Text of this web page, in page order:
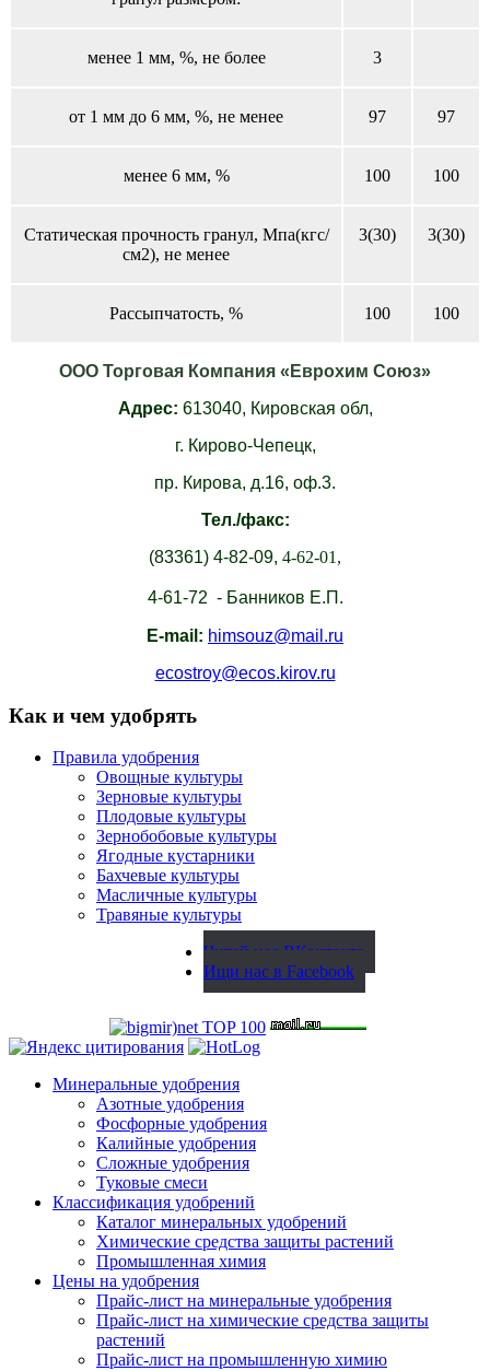
менее 1 мм, %, не более 3
от 1 мм до 6 мм, %, не менее 97 97
менее 6 мм, % 100 100
Статическая прочность гранул, Мпа(кгс/
см2), не менее
3(30) 3(30)
Рассыпчатость, % 100 100
ООО Торговая Компания «Еврохим Союз»
Адрес: 613040, Кировская обл,
г. Кирово-Чепецк,
пр. Кирова, д.16, оф.3.
Тел./факс:
(83361) 4-82-09, 4-62-01,
4-61-72 - Банников Е.П.
E-mail: himsouz@mail.ru
ecostroy@ecos.kirov.ru
Как и чем удобрять
Правила удобрения
Овощные культуры
Зерновые культуры
Плодовые культуры
Зернобобовые культуры
Ягодные кустарники
Бахчевые культуры
Масличные культуры
Травяные культуры
Читай нас ВКонтакте
Ищи нас в Facebook
Минеральные удобрения
Азотные удобрения
Фосфорные удобрения
Калийные удобрения
Сложные удобрения
Туковые смеси
Классификация удобрений
Каталог минеральных удобрений
Химические средства защиты растений
Промышленная химия
Цены на удобрения
Прайс-лист на минеральные удобрения
Прайс-лист на химические средства защиты
растений
Прайс-лист на промышленную химию